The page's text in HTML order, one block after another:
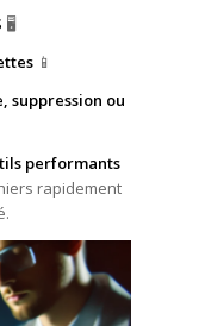
🖥️
📱
suppression ou
performants
rapidement